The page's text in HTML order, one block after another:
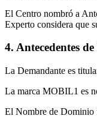
El Centro nombró a
Experto considera que
4. Antecedentes
La Demandante es
La marca MOBIL1 es
El Nombre de Dominio